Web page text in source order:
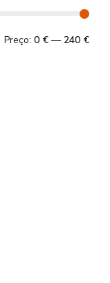
Preço: 0 € — 240 €